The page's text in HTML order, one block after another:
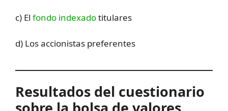
c) El fondo indexadotitulares
d) Los accionistas preferentes
Resultados del cuestionario